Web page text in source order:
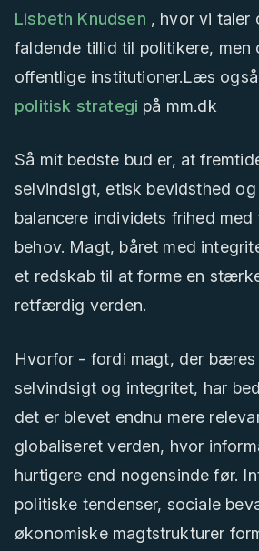
Lisbeth Knudsen , hvor vi taler
faldende tillid til politikere, men
offentlige institutioner.Læs
politisk strategi på mm.dk
Så mit bedste bud er, at
selvindsigt, etisk bevidsthed
balancere individets frihed
behov. Magt, båret med
et redskab til at forme en
retfærdig verden.
Hvorfor - fordi magt, der
selvindsigt og integritet, har
det er blevet endnu mere
globaliseret verden, hvor
hurtigere end nogensinde før.
politiske tendenser, sociale
økonomiske magtstrukturer